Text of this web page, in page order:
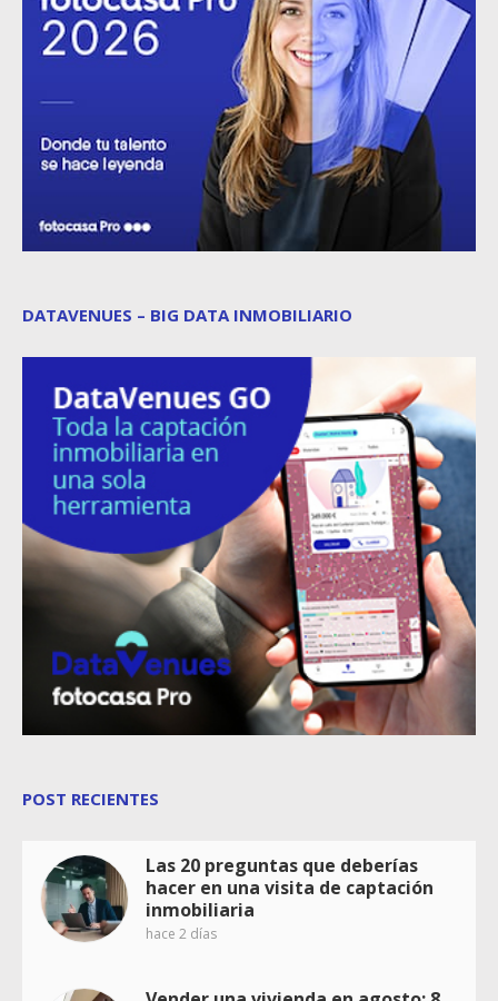
DATAVENUES – BIG DATA INMOBILIARIO
POST RECIENTES
Las 20 preguntas que deberías
hacer en una visita de captación
inmobiliaria
hace 2 días